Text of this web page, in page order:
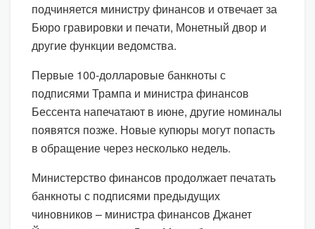
подчиняется министру финансов и отвечает за
Бюро гравировки и печати, Монетный двор и
другие функции ведомства.
Первые 100-долларовые банкноты с
подписями Трампа и министра финансов
Бессента напечатают в июне, другие номиналы
появятся позже. Новые купюры могут попасть
в обращение через несколько недель.
Министерство финансов продолжает печатать
банкноты с подписями предыдущих
чиновников – министра финансов Джанет